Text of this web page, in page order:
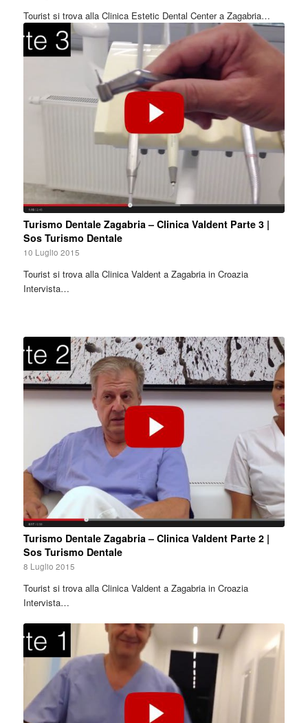
Tourist si trova alla Clinica Estetic Dental Center a Zagabria…
Turismo Dentale Zagabria – Clinica Valdent Parte 3 |
Sos Turismo Dentale
10 Luglio 2015
Tourist si trova alla Clinica Valdent a Zagabria in Croazia
Intervista…
Turismo Dentale Zagabria – Clinica Valdent Parte 2 |
Sos Turismo Dentale
8 Luglio 2015
Tourist si trova alla Clinica Valdent a Zagabria in Croazia
Intervista…